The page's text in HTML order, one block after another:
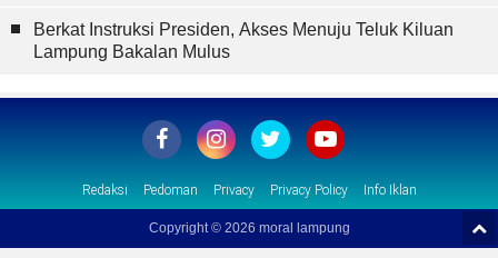
Berkat Instruksi Presiden, Akses Menuju Teluk Kiluan
Lampung Bakalan Mulus
Redaksi Pedoman Privacy Privacy Policy Info Iklan
Copyright © 2026 moral lampung